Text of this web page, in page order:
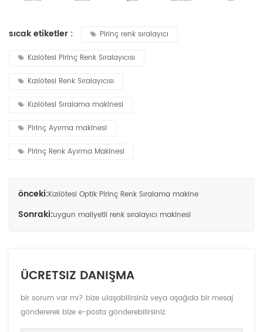
sıcak etiketler : Pirinç renk sıralayıcı
Kızılötesi Pirinç Renk Sıralayıcısı
Kızılötesi Renk Sıralayıcısı
Kızılötesi Sıralama makinesi
Pirinç Ayırma makinesi
Pirinç Renk Ayırma Makinesi
önceki:Kızılötesi Optik Pirinç Renk Sıralama makine
Sonraki:uygun maliyetli renk sıralayıcı makinesi
ÜCRETSIZ DANIŞMA
bir sorum var mı? bize ulaşabilirsiniz veya aşağıda bir mesaj
göndererek bize e-posta gönderebilirsiniz.